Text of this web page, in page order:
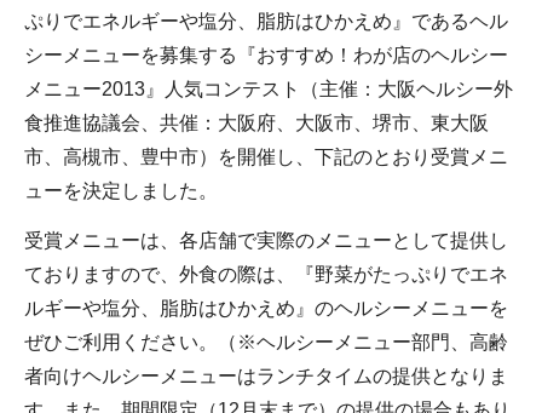
ぷりでエネルギーや塩分、脂肪はひかえめ』であるヘル
シーメニューを募集する『おすすめ！わが店のヘルシー
メニュー2013』人気コンテスト（主催：大阪ヘルシー外
食推進協議会、共催：大阪府、大阪市、堺市、東大阪
市、高槻市、豊中市）を開催し、下記のとおり受賞メニ
ューを決定しました。
受賞メニューは、各店舗で実際のメニューとして提供し
ておりますので、外食の際は、『野菜がたっぷりでエネ
ルギーや塩分、脂肪はひかえめ』のヘルシーメニューを
ぜひご利用ください。（※ヘルシーメニュー部門、高齢
者向けヘルシーメニューはランチタイムの提供となりま